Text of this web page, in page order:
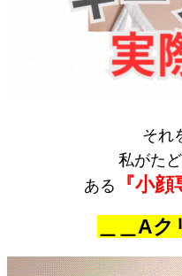
それ
私がた
ある
『小顔
＿＿Aク